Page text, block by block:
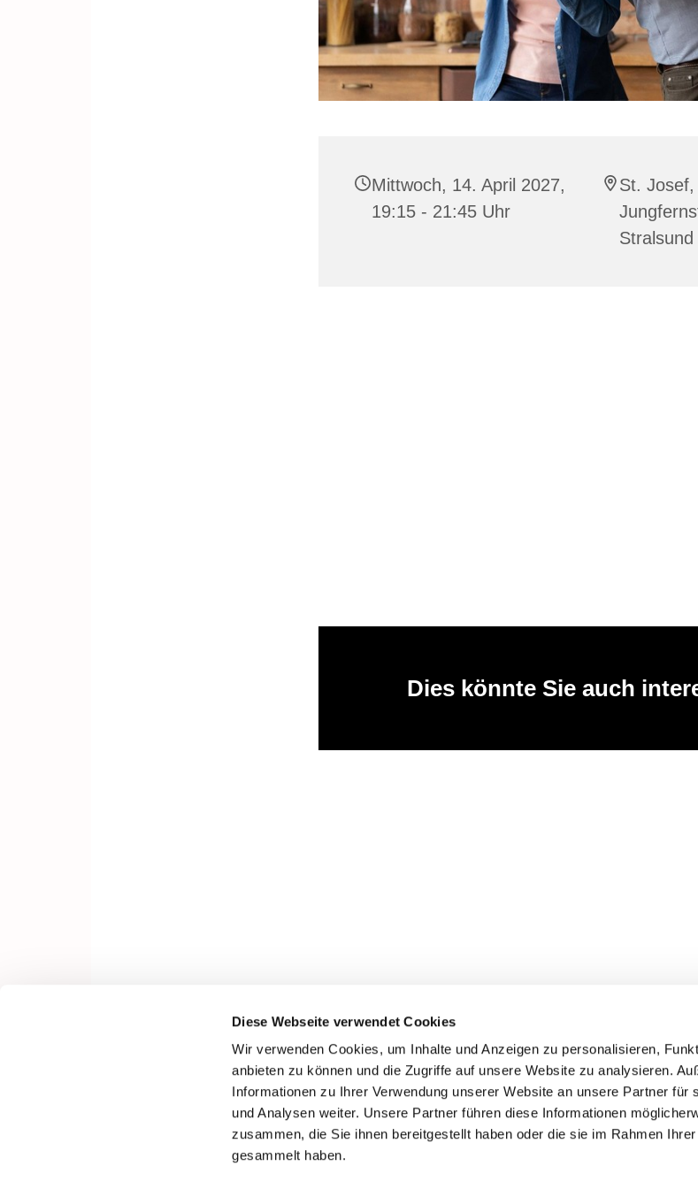
Diese Webseite verwendet Cookies
Wir verwenden Cookies, um Inhalte und Anzeigen zu personalisieren,
anbieten zu können und die Zugriffe auf unsere Website zu analysieren.
Informationen zu Ihrer Verwendung unserer Website an unsere Partner für
und Analysen weiter. Unsere Partner führen diese Informationen
zusammen, die Sie ihnen bereitgestellt haben oder die sie im Rahmen
gesammelt haben.
Mittwoch, 14. April 2027,
19:15 - 21:45 Uhr
St.
Stralsund
Dies könnte Sie auch